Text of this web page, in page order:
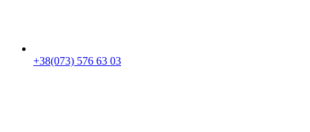
+38(073) 576 63 03